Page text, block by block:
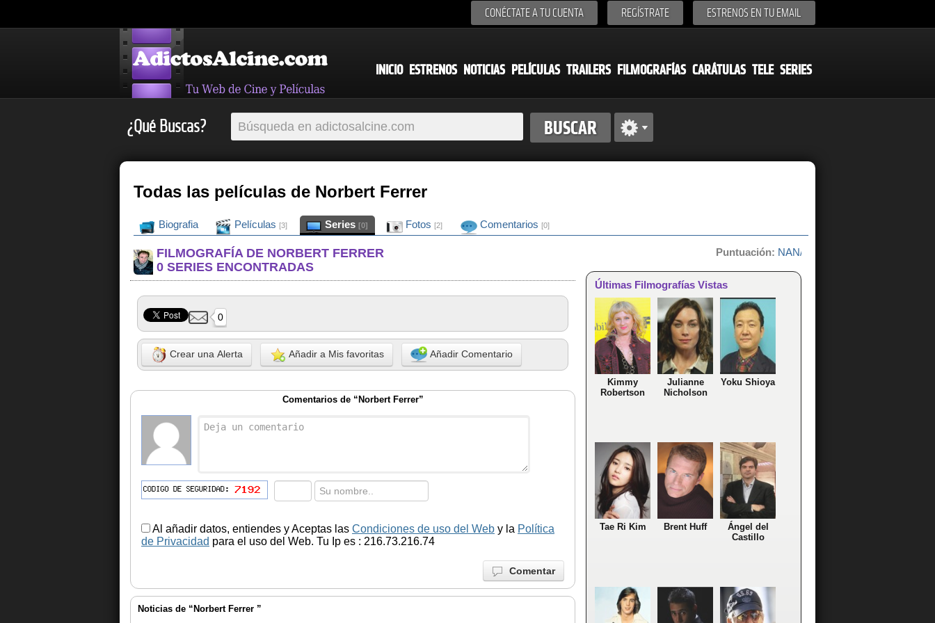
CONÉCTATE A TU CUENTA REGÍSTRATE ESTRENOS EN TU EMAIL
INICIO ESTRENOS NOTICIAS PELÍCULAS TRAILERS FILMOGRAFÍAS CARÁTULAS TELE SERIES
¿Qué Buscas?
Todas las películas de Norbert Ferrer
Biografia Películas [3] Series [0] Fotos [2] Comentarios [0]
FILMOGRAFÍA DE NORBERT FERRER
0 SERIES ENCONTRADAS
0
Crear una Alerta Añadir a Mis favoritas Añadir Comentario
Comentarios de “Norbert Ferrer”
Al añadir datos, entiendes y Aceptas las Condiciones de uso del Web y la Política
de Privacidad para el uso del Web. Tu Ip es : 216.73.216.74
Comentar
Noticias de “Norbert Ferrer ”
Puntuación: NAN/10 de 0 votos
Últimas Filmografías Vistas
Kimmy
Robertson
Julianne
Nicholson
Yoku Shioya
Tae Ri Kim Brent Huff
Ángel del
Castillo